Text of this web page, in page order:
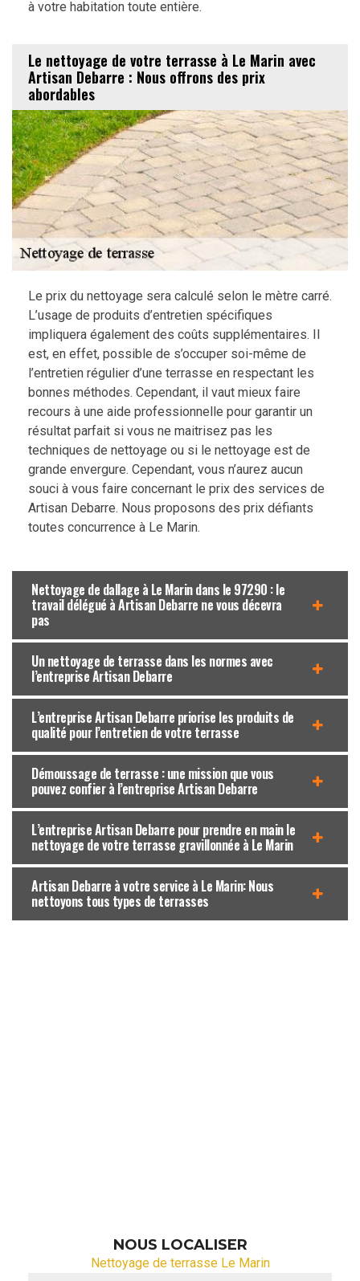
à votre habitation toute entière.
Le nettoyage de votre terrasse à Le Marin avec
Artisan Debarre : Nous offrons des prix
abordables
Le prix du nettoyage sera calculé selon le mètre carré.
L’usage de produits d’entretien spécifiques
impliquera également des coûts supplémentaires. Il
est, en effet, possible de s’occuper soi-même de
l’entretien régulier d’une terrasse en respectant les
bonnes méthodes. Cependant, il vaut mieux faire
recours à une aide professionnelle pour garantir un
résultat parfait si vous ne maitrisez pas les
techniques de nettoyage ou si le nettoyage est de
grande envergure. Cependant, vous n’aurez aucun
souci à vous faire concernant le prix des services de
Artisan Debarre. Nous proposons des prix défiants
toutes concurrence à Le Marin.
Nettoyage de dallage à Le Marin dans le 97290 : le
travail délégué à Artisan Debarre ne vous décevra
pas
Un nettoyage de terrasse dans les normes avec
l’entreprise Artisan Debarre
L’entreprise Artisan Debarre priorise les produits de
qualité pour l’entretien de votre terrasse
Démoussage de terrasse : une mission que vous
pouvez confier à l’entreprise Artisan Debarre
L’entreprise Artisan Debarre pour prendre en main le
nettoyage de votre terrasse gravillonnée à Le Marin
Artisan Debarre à votre service à Le Marin: Nous
nettoyons tous types de terrasses
NOUS LOCALISER
Nettoyage de terrasse Le Marin